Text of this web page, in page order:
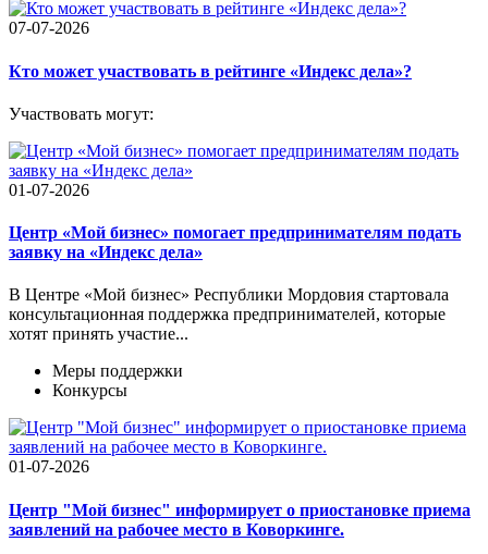
07-07-2026
Кто может участвовать в рейтинге «Индекс дела»?
Участвовать могут:
01-07-2026
Центр «Мой бизнес» помогает предпринимателям подать
заявку на «Индекс дела»
В Центре «Мой бизнес» Республики Мордовия стартовала
консультационная поддержка предпринимателей, которые
хотят принять участие...
Меры поддержки
Конкурсы
01-07-2026
Центр "Мой бизнес" информирует о приостановке приема
заявлений на рабочее место в Коворкинге.